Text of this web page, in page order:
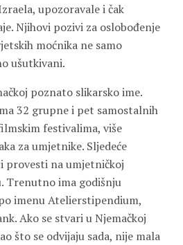
upozoravale i čak
Njihovi pozivi za oslobođenje
moćnika ne samo
ušutkivani.
poznato slikarsko ime.
32 grupne i pet samostalnih
festivalima, više
za umjetnike. Sljedeće
provesti na umjetničkoj
Trenutno ima godišnju
imenu Atelierstipendium,
Ako se stvari u Njemačkoj
što se odvijaju sada, nije mala